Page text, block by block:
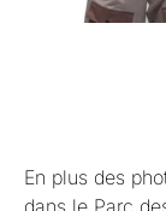
En plus des
dans le Parc